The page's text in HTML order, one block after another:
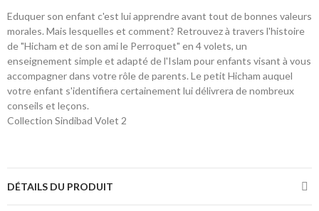
Eduquer son enfant c'est lui apprendre avant tout de bonnes valeurs
morales. Mais lesquelles et comment? Retrouvez à travers l'histoire
de "Hicham et de son ami le Perroquet" en 4 volets, un
enseignement simple et adapté de l'Islam pour enfants visant à vous
accompagner dans votre rôle de parents. Le petit Hicham auquel
votre enfant s'identifiera certainement lui délivrera de nombreux
conseils et leçons.
Collection Sindibad Volet 2
DÉTAILS DU PRODUIT